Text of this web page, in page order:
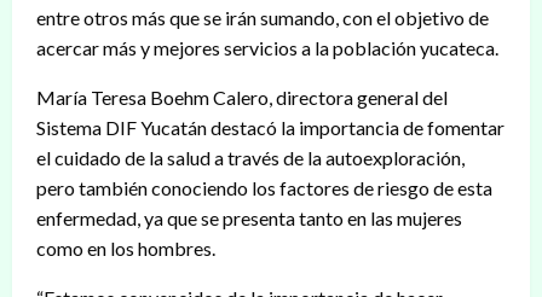
entre otros más que se irán sumando, con el objetivo de
acercar más y mejores servicios a la población yucateca.
María Teresa Boehm Calero, directora general del
Sistema DIF Yucatán destacó la importancia de fomentar
el cuidado de la salud a través de la autoexploración,
pero también conociendo los factores de riesgo de esta
enfermedad, ya que se presenta tanto en las mujeres
como en los hombres.